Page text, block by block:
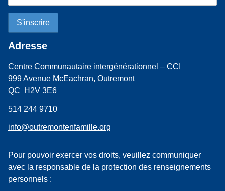
Adresse
Centre Communautaire intergénérationnel – CCI
999 Avenue McEachran, Outremont
QC H2V 3E6
514 244 9710
info@outremontenfamille.org
Pour pouvoir exercer vos droits, veuillez communiquer
avec la responsable de la protection des renseignements
personnels :